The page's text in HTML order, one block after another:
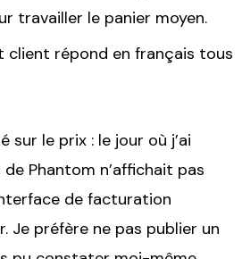
travailler le panier moyen.
client répond en français tous
sur le prix : le jour où j’ai
Phantom n’affichait pas
de facturation
Je préfère ne pas publier un